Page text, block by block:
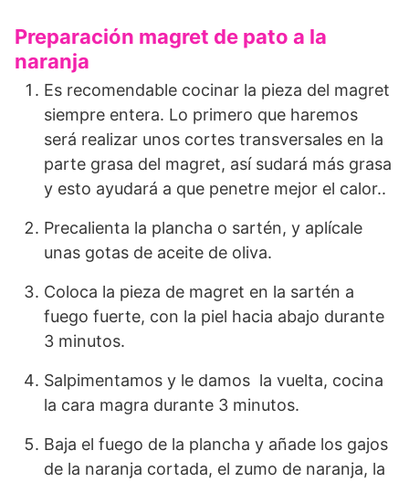
Preparación magret de pato a la
naranja
Es recomendable cocinar la pieza del magret
siempre entera. Lo primero que haremos
será realizar unos cortes transversales en la
parte grasa del magret, así sudará más grasa
y esto ayudará a que penetre mejor el calor..
Precalienta la plancha o sartén, y aplícale
unas gotas de aceite de oliva.
Coloca la pieza de magret en la sartén a
fuego fuerte, con la piel hacia abajo durante
3 minutos.
Salpimentamos y le damos la vuelta, cocina
la cara magra durante 3 minutos.
Baja el fuego de la plancha y añade los gajos
de la naranja cortada, el zumo de naranja, la